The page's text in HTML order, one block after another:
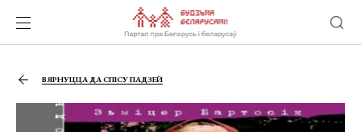
ВЯРНУЦЦА ДА СПІСУ ПАДЗЕЙ